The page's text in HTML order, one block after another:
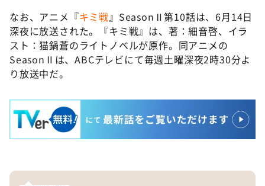
なお、アニメ『キミ戦』SeasonⅡ第10話は、6月14日
深夜に放送された。『キミ戦』は、著：細音啓、イラ
スト：猫鍋蒼のライトノベルが原作。同アニメの
SeasonⅡは、ABCテレビにて毎週土曜深夜2時30分よ
り放送中だ。